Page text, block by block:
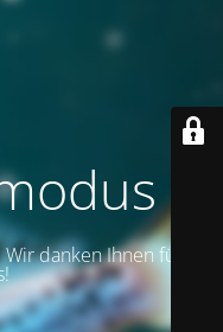
danken Ihnen für Ihr